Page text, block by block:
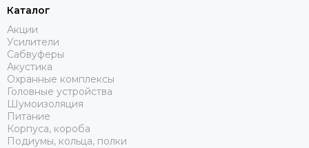
Каталог
Акции
Усилители
Сабвуферы
Акустика
Охранные комплексы
Головные устройства
Шумоизоляция
Питание
Корпуса, короба
Подиумы, кольца, полки